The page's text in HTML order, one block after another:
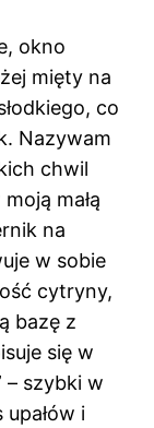
okno
mięty na
co
Nazywam
chwil
małą
na
w sobie
cytryny,
bazę z
się w
– szybki w
i